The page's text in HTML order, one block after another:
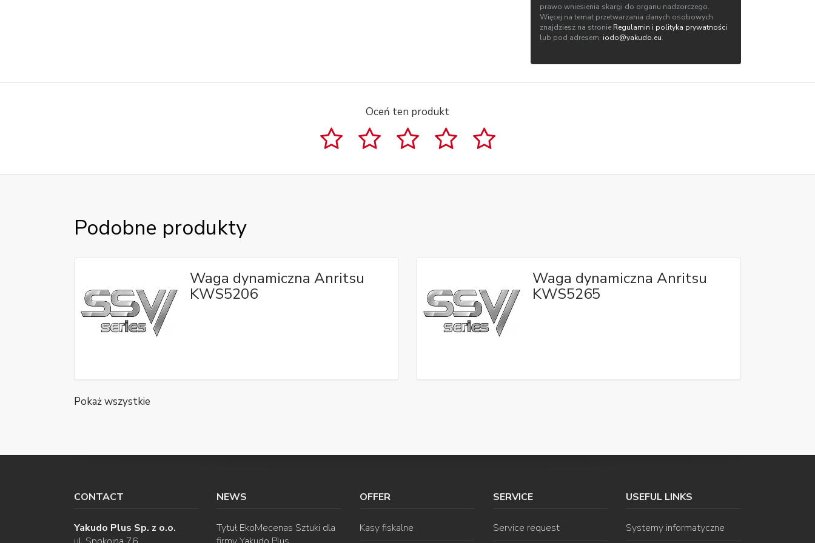
prawo wniesienia skargi do organu nadzorczego.
Więcej na temat przetwarzania danych osobowych
znajdziesz na stronie Regulamin i polityka prywatności
lub pod adresem: iodo@yakudo.eu.
Oceń ten produkt
Podobne produkty
Waga dynamiczna Anritsu
KWS5206
Waga dynamiczna Anritsu
KWS5265
Pokaż wszystkie
CONTACT
Yakudo Plus Sp. z o.o.
NEWS
Tytuł EkoMecenas Sztuki dla
OFFER
Kasy fiskalne
SERVICE
Service request
USEFUL LINKS
Systemy informatyczne